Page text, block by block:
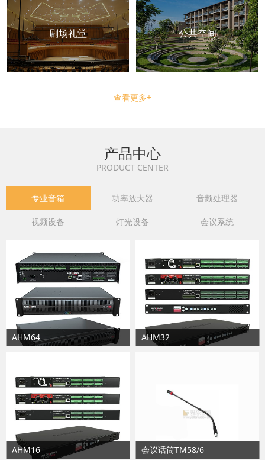
剧场礼堂 公共空间
查看更多+
产品中心
PRODUCT CENTER
专业音箱 功率放大器 音频处理器
视频设备 灯光设备 会议系统
AHM64 AHM32
AHM16 会议话筒TM58/6